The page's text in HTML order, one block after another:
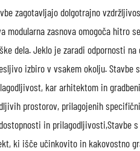
zagotavljajo dolgotrajno
modularna zasnova omogoča hitro
dela. Jeklo je zaradi odpornosti
izbiro v vsakem okolju. Stavbe
kar arhitektom in
prostorov, prilagojenih
in prilagodljivosti,Stavbe
ki išče učinkovito in kakovostno